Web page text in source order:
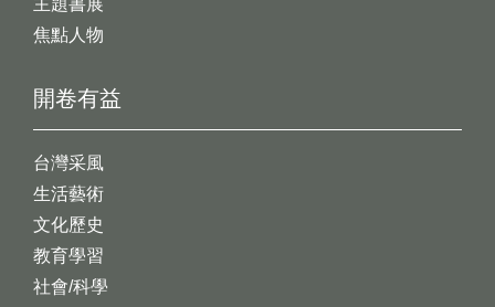
開卷有益
台灣采風
生活藝術
文化歷史
教育學習
社會/科學
主題書展
焦點人物